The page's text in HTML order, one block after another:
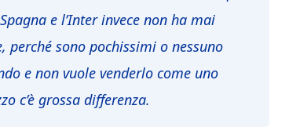
e l’Inter invece non ha mai
sono pochissimi o nessuno
e non vuole venderlo come uno
c’è grossa differenza.